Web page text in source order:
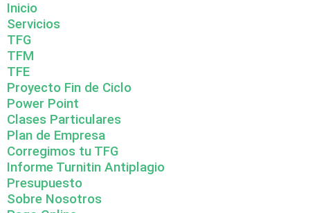
Inicio
Servicios
TFG
TFM
TFE
Proyecto Fin de Ciclo
Power Point
Clases Particulares
Plan de Empresa
Corregimos tu TFG
Informe Turnitin Antiplagio
Presupuesto
Sobre Nosotros